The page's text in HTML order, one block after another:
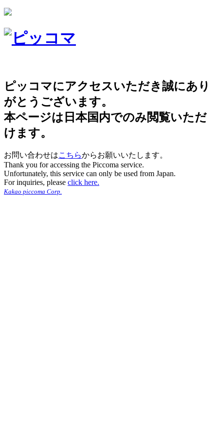
ピッコマにアクセスいただき誠にあり
がとうございます。
本ページは日本国内でのみ閲覧いただ
けます。
お問い合わせはこちらからお願いいたします。
Thank you for accessing the Piccoma service.
Unfortunately, this service can only be used from Japan.
For inquiries, please click here.
Kakao piccoma Corp.